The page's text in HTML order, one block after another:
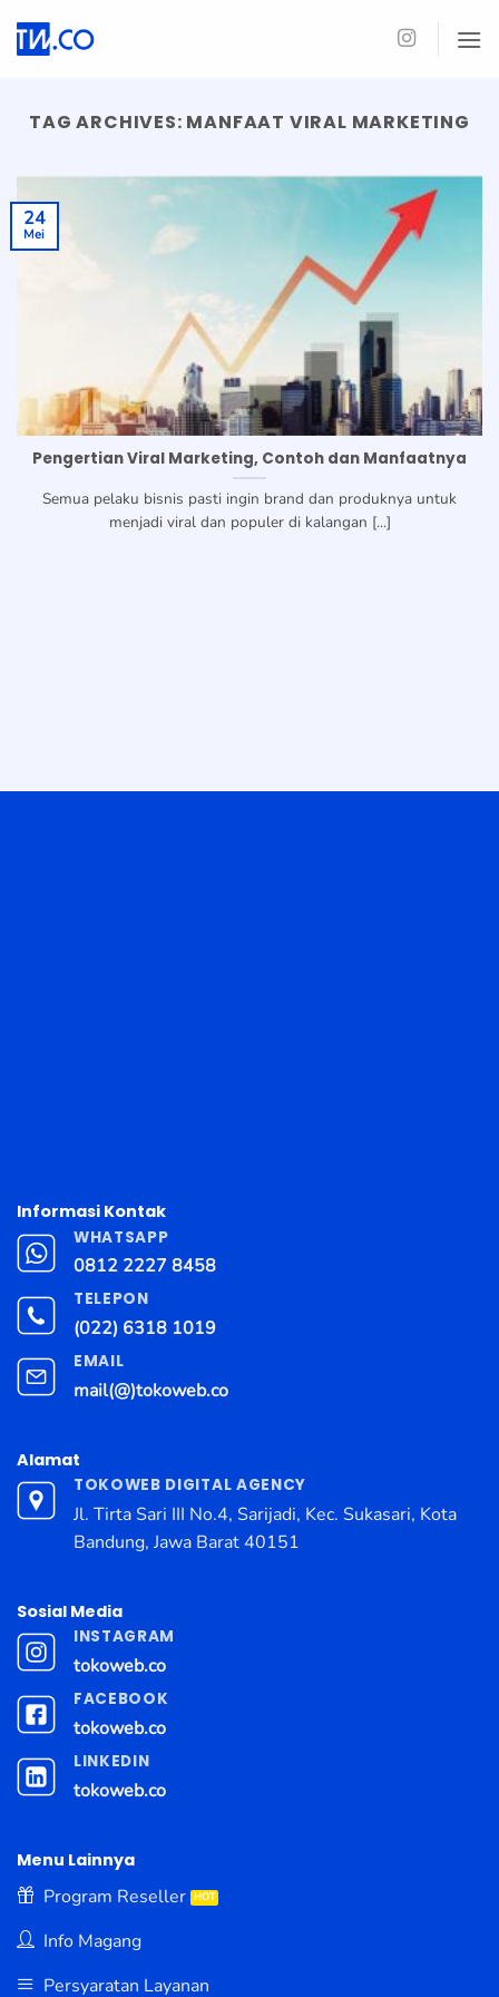
TAG ARCHIVES: MANFAAT VIRAL MARKETING
Pengertian Viral Marketing, Contoh dan Manfaatnya
Semua pelaku bisnis pasti ingin brand dan produknya untuk
menjadi viral dan populer di kalangan [...]
24
Mei
Informasi Kontak
WHATSAPP
0812 2227 8458
TELEPON
(022) 6318 1019
EMAIL
mail(@)tokoweb.co
Alamat
TOKOWEB DIGITAL AGENCY
Jl. Tirta Sari III No.4, Sarijadi, Kec. Sukasari, Kota
Bandung, Jawa Barat 40151
Sosial Media
INSTAGRAM
tokoweb.co
FACEBOOK
tokoweb.co
LINKEDIN
tokoweb.co
Menu Lainnya
Program Reseller
Info Magang
Persyaratan Layanan